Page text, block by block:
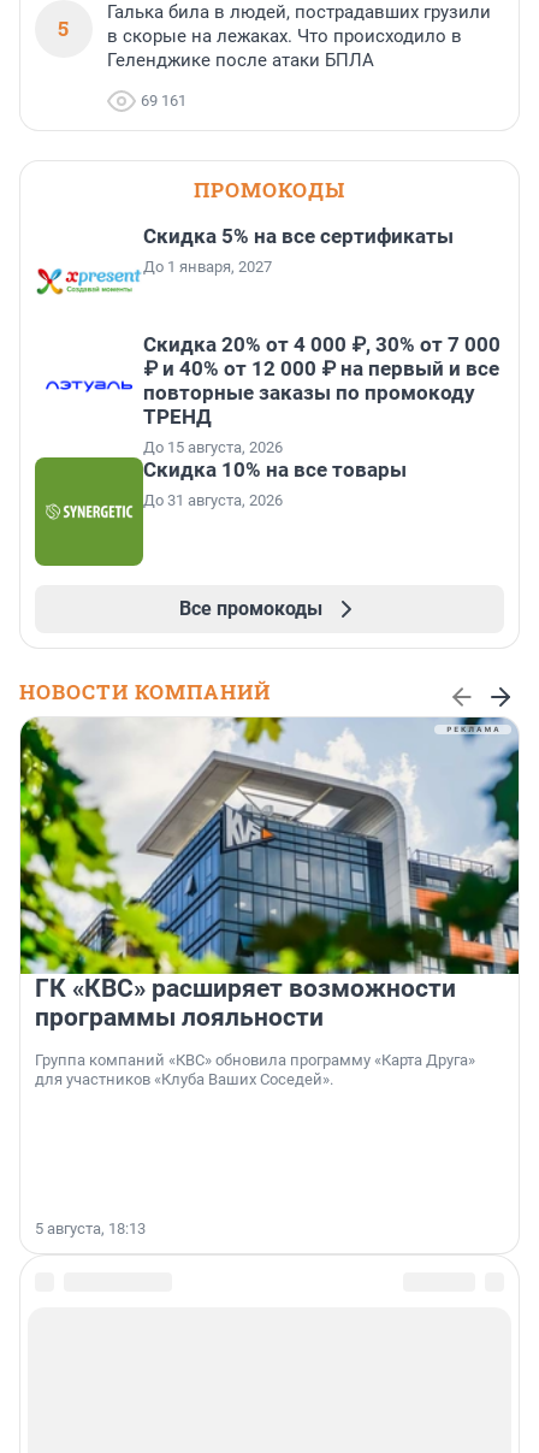
5
Галька била в людей, пострадавших грузили
в скорые на лежаках. Что происходило в
Геленджике после атаки БПЛА
69 161
ПРОМОКОДЫ
Скидка 5% на все сертификаты
До 1 января, 2027
Скидка 20% от 4 000 ₽, 30% от 7 000
₽ и 40% от 12 000 ₽ на первый и все
повторные заказы по промокоду
ТРЕНД
До 15 августа, 2026
Скидка 10% на все товары
До 31 августа, 2026
Все промокоды
НОВОСТИ КОМПАНИЙ
ГК «КВС» расширяет возможности
программы лояльности
Группа компаний «КВС» обновила программу «Карта Друга»
для участников «Клуба Ваших Соседей».
5 августа, 18:13